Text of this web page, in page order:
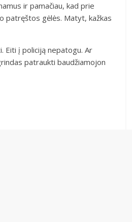
ir pamačiau, kad prie
patręštos gėlės. Matyt, kažkas
Eiti į policiją nepatogu. Ar
patraukti baudžiamojon